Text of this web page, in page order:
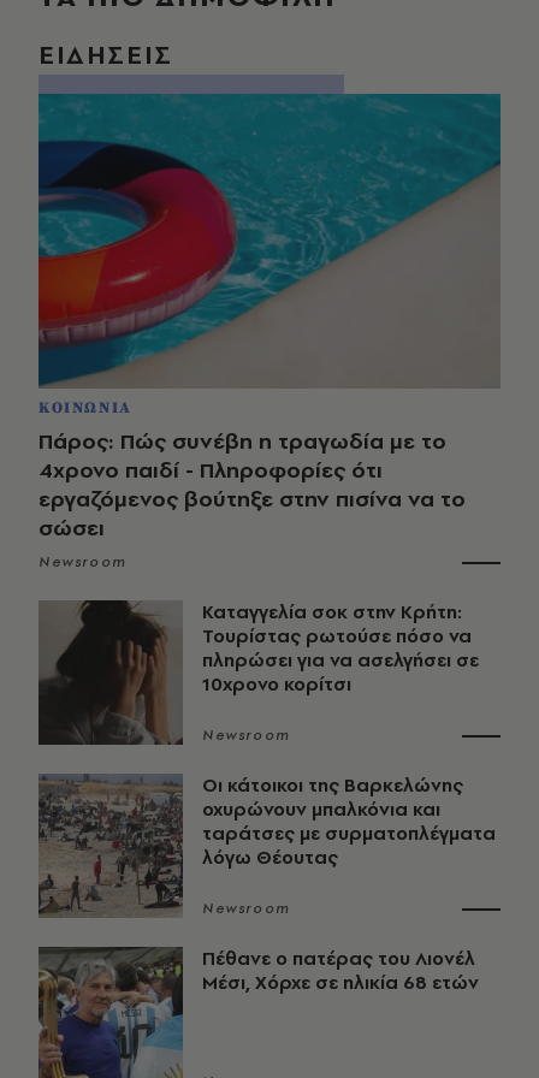
ΕΙΔΗΣΕΙΣ
ΚΟΙΝΩΝΙΑ
Πάρος: Πώς συνέβη η τραγωδία με το
4χρονο παιδί - Πληροφορίες ότι
εργαζόμενος βούτηξε στην πισίνα να το
σώσει
Newsroom
Καταγγελία σοκ στην Κρήτη:
Τουρίστας ρωτούσε πόσο να
πληρώσει για να ασελγήσει σε
10χρονο κορίτσι
Newsroom
Οι κάτοικοι της Βαρκελώνης
οχυρώνουν μπαλκόνια και
ταράτσες με συρματοπλέγματα
λόγω Θέουτας
Newsroom
Πέθανε ο πατέρας του Λιονέλ
Μέσι, Χόρχε σε ηλικία 68 ετών